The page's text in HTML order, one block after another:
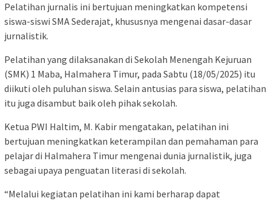
Pelatihan jurnalis ini bertujuan meningkatkan kompetensi
siswa-siswi SMA Sederajat, khususnya mengenai dasar-dasar
jurnalistik.
Pelatihan yang dilaksanakan di Sekolah Menengah Kejuruan
(SMK) 1 Maba, Halmahera Timur, pada Sabtu (18/05/2025) itu
diikuti oleh puluhan siswa. Selain antusias para siswa, pelatihan
itu juga disambut baik oleh pihak sekolah.
Ketua PWI Haltim, M. Kabir mengatakan, pelatihan ini
bertujuan meningkatkan keterampilan dan pemahaman para
pelajar di Halmahera Timur mengenai dunia jurnalistik, juga
sebagai upaya penguatan literasi di sekolah.
“Melalui kegiatan pelatihan ini kami berharap dapat